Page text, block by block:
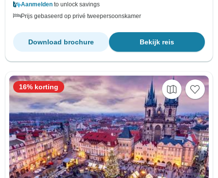
Aanmelden to unlock savings
Prijs gebaseerd op privé tweepersoonskamer
Bekijk reis
Download brochure
16% korting